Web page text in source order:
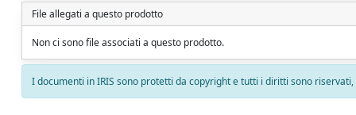
File allegati a questo prodotto
Non ci sono file associati a questo prodotto.
I documenti in IRIS sono protetti da copyright e tutti i diritti sono